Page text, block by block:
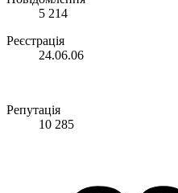
5 214
Реєстрація
24.06.06
Репутація
10 285